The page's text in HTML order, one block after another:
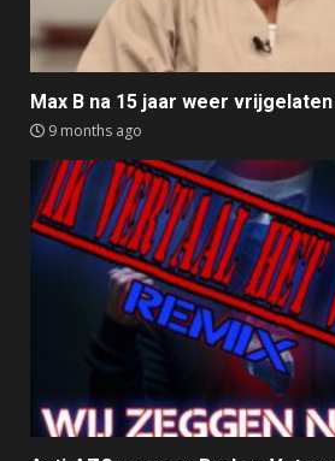
Max B na 15 jaar weer vrijgelaten
9 months ago